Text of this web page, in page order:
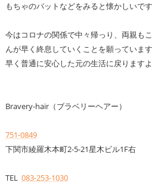
もちゃのバットなどをみると懐かしいです
今はコロナの関係で中々帰っり、両親も
んが早く終息していくことを願っています
早く普通に安心した元の生活に戻りますよ
Bravery-hair（ブラベリーヘアー）
751-0849
下関市綾羅木本町2-5-21星木ビル1F右
TEL 083-253-1030